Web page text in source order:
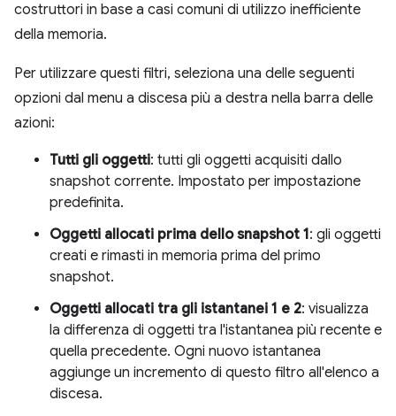
costruttori in base a casi comuni di utilizzo inefficiente
della memoria.
Per utilizzare questi filtri, seleziona una delle seguenti
opzioni dal menu a discesa più a destra nella barra delle
azioni:
Tutti gli oggetti: tutti gli oggetti acquisiti dallo
snapshot corrente. Impostato per impostazione
predefinita.
Oggetti allocati prima dello snapshot 1: gli oggetti
creati e rimasti in memoria prima del primo
snapshot.
Oggetti allocati tra gli istantanei 1 e 2: visualizza
la differenza di oggetti tra l'istantanea più recente e
quella precedente. Ogni nuovo istantanea
aggiunge un incremento di questo filtro all'elenco a
discesa.